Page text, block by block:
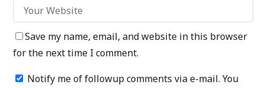
Save my name, email, and website in this browser
for the next time I comment.
Notify me of followup comments via e-mail. You